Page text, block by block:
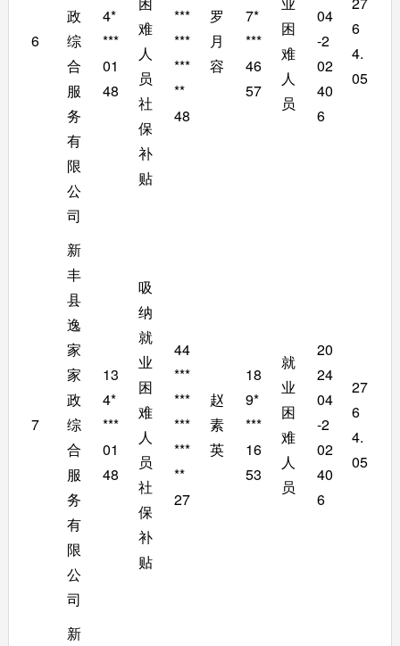
6
政
综
合
服
务
有
限
公
司
4*
***
01
48
难
人
员
社
保
补
贴
***
***
***
**
48
罗
月
容
7*
***
46
57
困
难
人
员
04
-2
02
40
6
6
4.
05
7
新
丰
县
逸
家
家
政
综
合
服
务
有
限
公
司
13
4*
***
01
48
吸
纳
就
业
困
难
人
员
社
保
补
贴
44
***
***
***
***
**
27
赵
素
英
18
9*
***
16
53
就
业
困
难
人
员
20
24
04
-2
02
40
6
27
6
4.
05
新